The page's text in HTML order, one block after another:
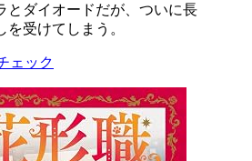
とダイオードだが、ついに長
受けてしまう。
ェック